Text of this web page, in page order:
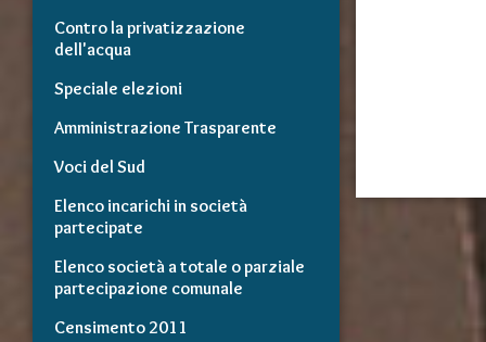
Contro la privatizzazione
dell'acqua
Speciale elezioni
Amministrazione Trasparente
Voci del Sud
Elenco incarichi in società
partecipate
Elenco società a totale o parziale
partecipazione comunale
Censimento 2011